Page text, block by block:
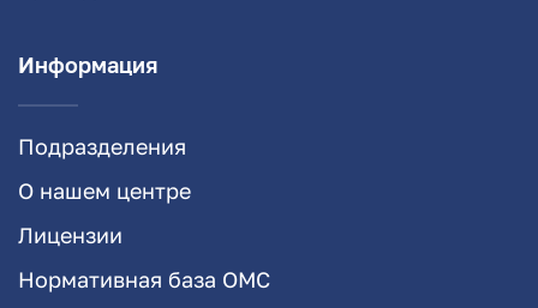
Информация
Подразделения
О нашем центре
Лицензии
Нормативная база ОМС